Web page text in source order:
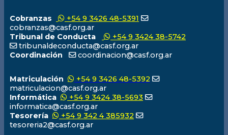
Cobranzas
+54 9 3426 48-5391
cobranzas@casf.org.ar
Tribunal de Conducta
+54 9 3424 38-5742
tribunaldeconducta@casf.org.ar
Coordinación
coordinacion@casf.org.ar
Matriculación
+54 9 3426 48-5392
matriculacion@casf.org.ar
Informática
+54 9 3424 38-5693
informatica@casf.org.ar
Tesorería
+54 9 342 4 385932
tesoreria2@casf.org.ar